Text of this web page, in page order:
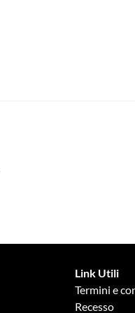
Link Utili
Termini e
Recesso